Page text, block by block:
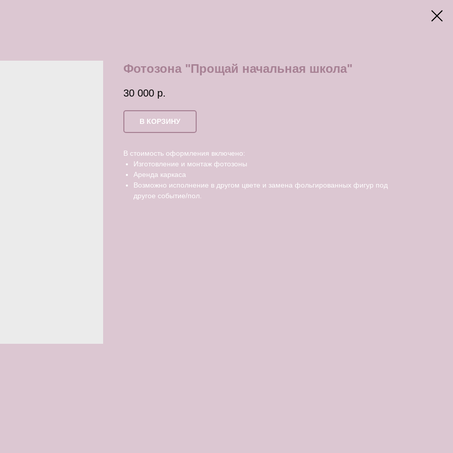
Фотозона "Прощай начальная школа"
30 000 р.
В КОРЗИНУ
В стоимость оформления включено:
Изготовление и монтаж фотозоны
Аренда каркаса
Возможно исполнение в другом цвете и замена фольгированных фигур под
другое событие/пол.